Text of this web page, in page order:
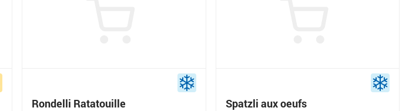
Rondelli Ratatouille Spatzli aux oeufs